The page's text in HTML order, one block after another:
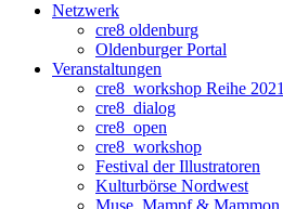
Netzwerk
cre8 oldenburg
Oldenburger Portal
Veranstaltungen
cre8_workshop Reihe 2021
cre8_dialog
cre8_open
cre8_workshop
Festival der Illustratoren
Kulturbörse Nordwest
Muse, Mampf & Mammon